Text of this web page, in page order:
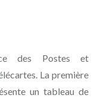
des Postes et
La première
un tableau de